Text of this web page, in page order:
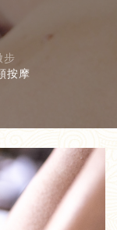
步
按摩